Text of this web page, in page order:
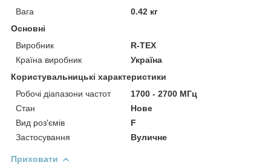
Вага
0.42 кг
Основні
Виробник
R-TEX
Країна виробник
Україна
Користувальницькі характеристики
Робочі діапазони частот
1700 - 2700 МГц
Стан
Нове
Вид роз'ємів
F
Застосування
Вуличне
Приховати